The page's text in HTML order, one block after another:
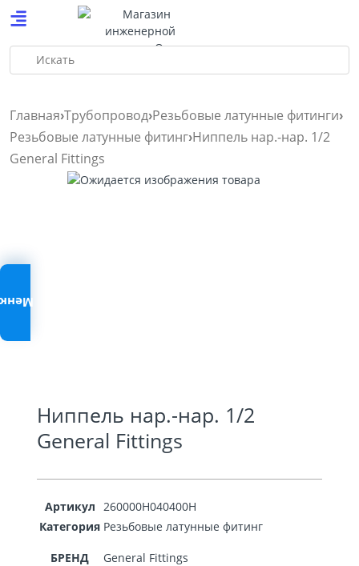
Искать
Главная Трубопровод Резьбовые латунные фитинги
Резьбовые латунные фитинг Ниппель нар.-нар. 1/2
General Fittings
Ниппель нар.-нар. 1/2
General Fittings
Артикул 260000H040400H
Категория Резьбовые латунные фитинг
БРЕНД General Fittings